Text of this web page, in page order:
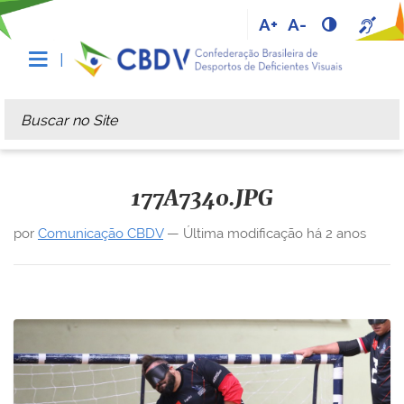
A+ A-
Busca
Busca Avançada…
177A7340.JPG
por Comunicação CBDV— Última modificação há 2 anos